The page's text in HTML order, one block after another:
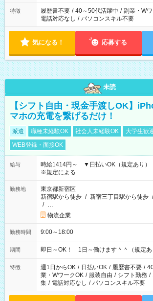
特徴 履歴書不要 / 40～50代活躍中 / 副業・W
電話対応なし / パソコンスキル不要
気になる！ 応募する
未読
【シフト自由・現金手渡しOK】
マホの充電を繋げるだけ！
派遣 職種未経験OK 社会人未経験OK 大学生歓
WEB登録・面接OK
給与
時給1414円～ ▼日払いOK（規定あり
※規定による
勤務地
東京都新宿区
新宿駅から徒歩 / 新宿三丁目駅から徒歩
/ …
物流企業
勤務時間 9:00～18:00
期間 即日～OK！ 1日～働けます＾＾（規定あ
特徴 週1日からOK / 日払いOK / 履歴書不要 /
業・WワークOK / 服装自由 / シフト勤務 /
集 / 電話対応なし / パソコンスキル不要